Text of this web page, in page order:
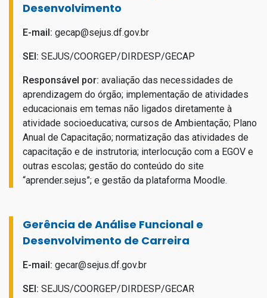
Desenvolvimento
E-mail: gecap@sejus.df.gov.br
SEI: SEJUS/COORGEP/DIRDESP/GECAP
Responsável por: avaliação das necessidades de
aprendizagem do órgão; implementação de atividades
educacionais em temas não ligados diretamente à
atividade socioeducativa; cursos de Ambientação; Plano
Anual de Capacitação; normatização das atividades de
capacitação e de instrutoria; interlocução com a EGOV e
outras escolas; gestão do conteúdo do site
“aprender.sejus”; e gestão da plataforma Moodle.
Gerência de Análise Funcional e
Desenvolvimento de Carreira
E-mail: gecar@sejus.df.gov.br
SEI: SEJUS/COORGEP/DIRDESP/GECAR